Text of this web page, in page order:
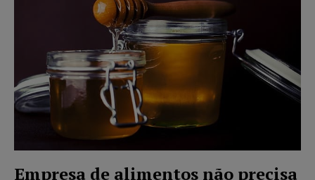
Empresa de alimentos não precisa